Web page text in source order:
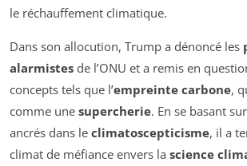
le réchauffement climatique.
Dans son allocution, Trump a dénoncé les
alarmistes de l’ONU et a remis en
concepts tels que l’empreinte carbone,
comme une supercherie. En se basant
ancrés dans le climatoscepticisme, il a
climat de méfiance envers la science